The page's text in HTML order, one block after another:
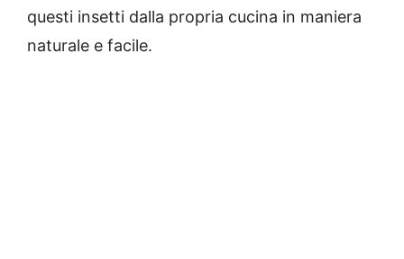
questi insetti dalla propria cucina in maniera
naturale e facile.